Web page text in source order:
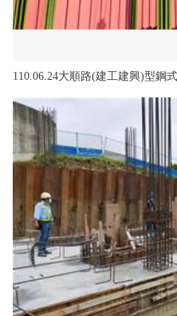
110.06.24大順路(建工建興)型鋼